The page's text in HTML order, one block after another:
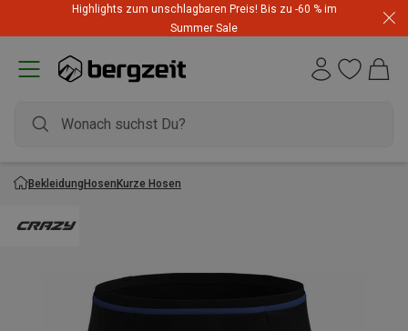
Highlights zum unschlagbaren Preis! Bis zu -60 % im
Summer Sale
BekleidungHosenKurze Hosen